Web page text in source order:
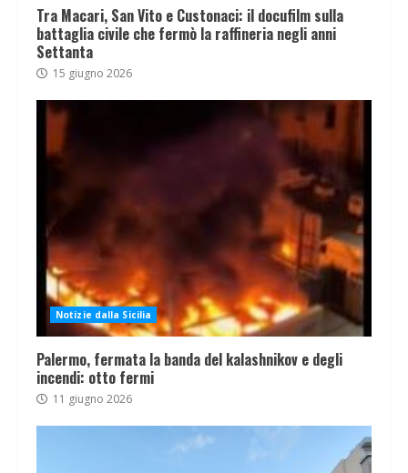
Tra Macari, San Vito e Custonaci: il docufilm sulla
battaglia civile che fermò la raffineria negli anni
Settanta
15 giugno 2026
Notizie dalla Sicilia
Palermo, fermata la banda del kalashnikov e degli
incendi: otto fermi
11 giugno 2026